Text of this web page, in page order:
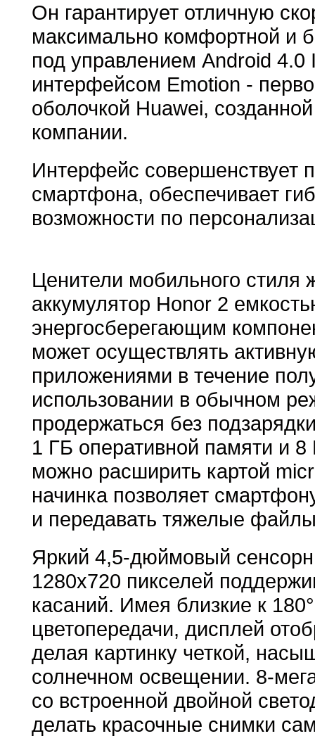
Он гарантирует отличную
максимально комфортной и
под управлением Android
интерфейсом Emotion -
оболочкой Huawei,
компании.
Интерфейс совершенствует
смартфона, обеспечивает
возможности по
Ценители мобильного
аккумулятор Honor 2
энергосберегающим
может осуществлять
приложениями в течение
использовании в обычном
продержаться без
1 ГБ оперативной памяти и
можно расширить картой
начинка позволяет
и передавать тяжелые
Яркий 4,5-дюймовый
1280х720 пикселей
касаний. Имея близкие к
цветопередачи, дисплей
делая картинку четкой,
солнечном освещении. 8-
со встроенной двойной
делать красочные снимки